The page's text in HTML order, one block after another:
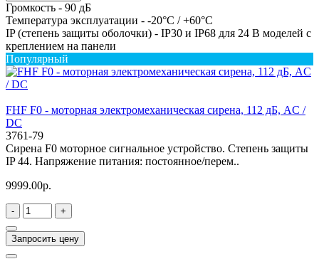
Громкость - 90 дБ
Температура эксплуатации - -20°C / +60°C
IP (степень защиты оболочки) - IP30 и IP68 для 24 В моделей с
креплением на панели
Популярный
FHF F0 - моторная электромеханическая сирена, 112 дБ, AC /
DC
3761-79
Сирена F0 моторное сигнальное устройство. Степень защиты
IP 44. Напряжение питания: постоянное/перем..
9999.00р.
- +
Запросить цену